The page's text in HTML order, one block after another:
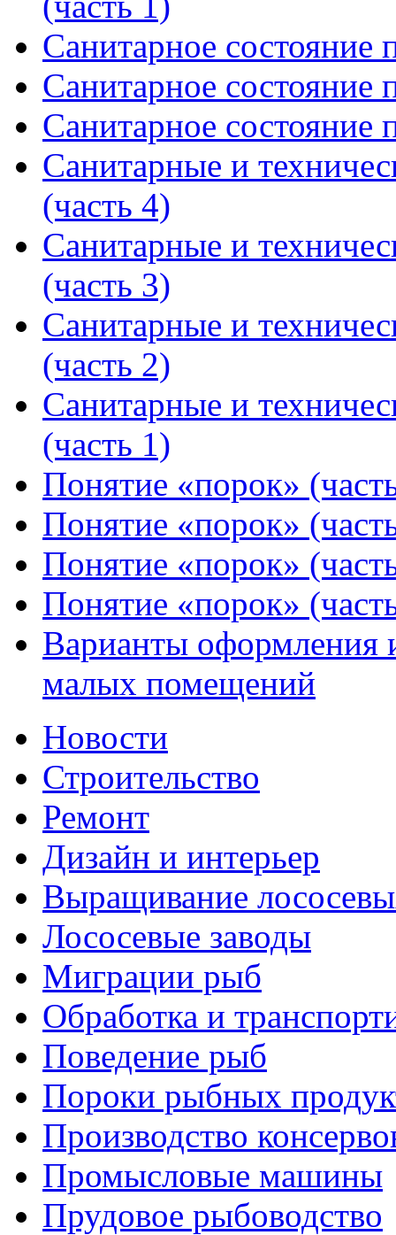
Санитарное состояние
Санитарное состояние
Санитарное состояние
Санитарные и
(часть 4)
Санитарные и
(часть 3)
Санитарные и
(часть 2)
Санитарные и
(часть 1)
Понятие «порок»
Понятие «порок»
Понятие «порок»
Понятие «порок»
Варианты оформления
малых помещений
Новости
Строительство
Ремонт
Дизайн и интерьер
Выращивание
Лососевые заводы
Миграции рыб
Обработка и
Поведение рыб
Пороки рыбных
Производство
Промысловые машины
Прудовое рыбоводство